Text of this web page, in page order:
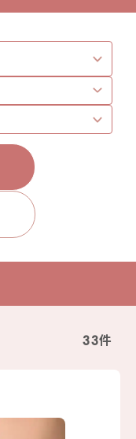
33件